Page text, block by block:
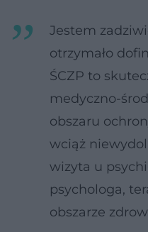
Jestem
otrzymało
ŚCZP to
medyczno-
obszaru
wciąż
wizyta u
psychologa,
obszarze